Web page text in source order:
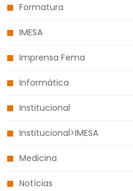
Formatura
IMESA
Imprensa Fema
Informática
Institucional
Institucional>IMESA
Medicina
Notícias